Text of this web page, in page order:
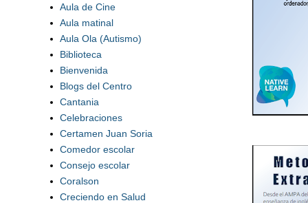
Aula de Cine
Aula matinal
Aula Ola (Autismo)
Biblioteca
Bienvenida
Blogs del Centro
Cantania
Celebraciones
Certamen Juan Soria
Comedor escolar
Consejo escolar
Coralson
Creciendo en Salud